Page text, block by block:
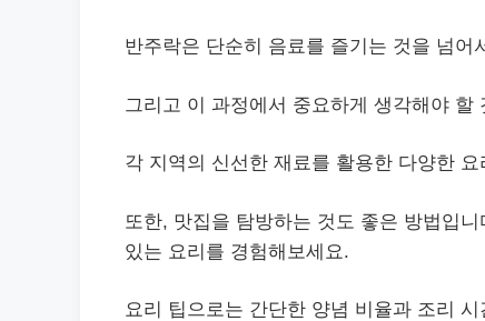
반주락은 단순히 음료를 즐기는 것을 넘어
그리고 이 과정에서 중요하게 생각해야 할
각 지역의 신선한 재료를 활용한 다양한
또한, 맛집을 탐방하는 것도 좋은 방법입니
있는 요리를 경험해보세요.
요리 팁으로는 간단한 양념 비율과 조리